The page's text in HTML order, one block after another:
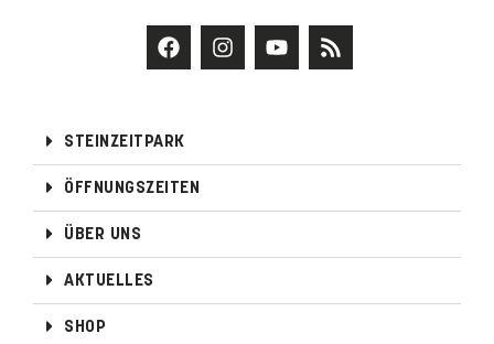
STEINZEITPARK
ÖFFNUNGSZEITEN
ÜBER UNS
AKTUELLES
SHOP